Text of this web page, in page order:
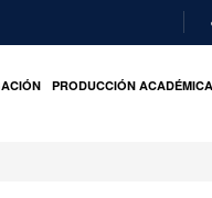
O
PRODUCCIÓN ACADÉMICA